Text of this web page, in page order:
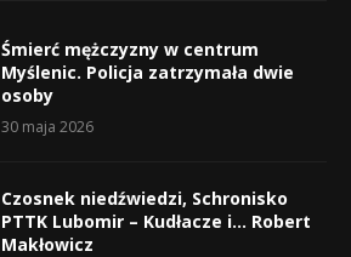
Śmierć mężczyzny w centrum
Myślenic. Policja zatrzymała dwie
osoby
30 maja 2026
Czosnek niedźwiedzi, Schronisko
PTTK Lubomir – Kudłacze i… Robert
Makłowicz